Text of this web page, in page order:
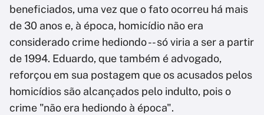
beneficiados, uma vez que o fato ocorreu há mais
de 30 anos e, à época, homicídio não era
considerado crime hediondo -- só viria a ser a partir
de 1994. Eduardo, que também é advogado,
reforçou em sua postagem que os acusados pelos
homicídios são alcançados pelo indulto, pois o
crime "não era hediondo à época".